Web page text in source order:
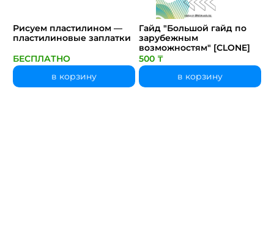
Рисуем пластилином —
пластилиновые заплатки
БЕСПЛАТНО
в корзину
Гайд "Большой гайд по
зарубежным
возможностям" [CLONE]
500 ₸
в корзину